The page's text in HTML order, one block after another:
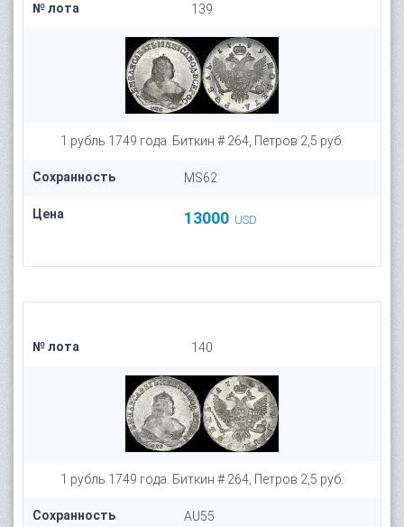
№ лота 139
1 рубль 1749 года. Биткин # 264, Петров 2,5 руб.
Сохранность MS62
Цена 13000 USD
№ лота 140
1 рубль 1749 года. Биткин # 264, Петров 2,5 руб.
Сохранность AU55